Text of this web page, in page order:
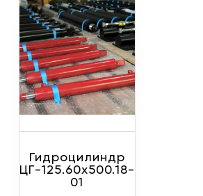
Гидроцилиндр
ЦГ-125.60х500.18-
01